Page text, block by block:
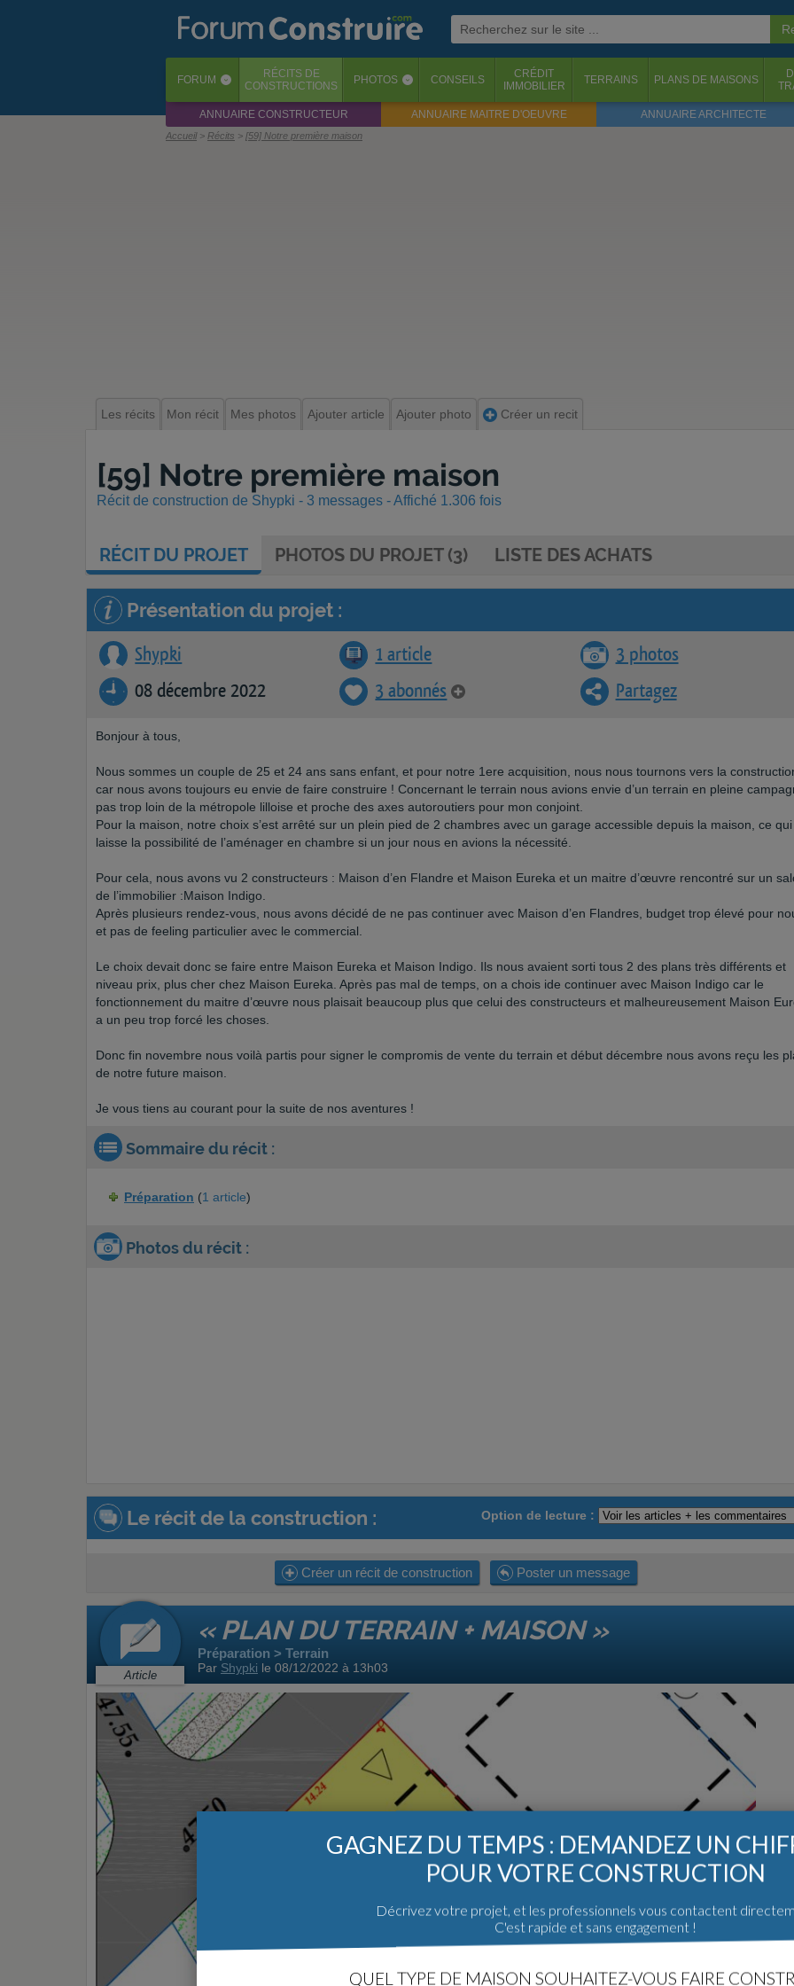
FORUM ‹ RÉCITS DE
CONSTRUCTIONS
PHOTOS ‹ CONSEILS
CRÉDIT
IMMOBILIER
TERRAINS PLANS DE MAISONS
ANNUAIRE CONSTRUCTEUR ANNUAIRE MAITRE D'OEUVRE ANNUAIRE ARCHITECTE
Accueil Récits [59] Notre première maison
Les récits Mon récit Mes photos Ajouter article Ajouter photo Créer un recit
[59] Notre première maison
Récit de construction de Shypki - 3 messages - Affiché 1.306 fois
RÉCITDU PROJET PHOTOS DU PROJET (3) LISTE DES ACHATS
Présentation du projet :
Shypki 1 article
3 photos
08 décembre 2022
3 abonnés Partagez
Bonjour à tous,
Nous sommes un couple de 25 et 24 ans sans enfant, et pour notre 1ere acquisition, nous nous tournons vers la
car nous avons toujours eu envie de faire construire ! Concernant le terrain nous avions envie d’un terrain en pleine
pas trop loin de la métropole lilloise et proche des axes autoroutiers pour mon conjoint.
Pour la maison, notre choix s’est arrêté sur un plein pied de 2 chambres avec un garage accessible depuis la maison, ce qui
laisse la possibilité de l’aménager en chambre si un jour nous en avions la nécessité.
Pour cela, nous avons vu 2 constructeurs : Maison d’en Flandre et Maison Eureka et un maitre d’œuvre rencontré sur un
de l’immobilier :Maison Indigo.
Après plusieurs rendez-vous, nous avons décidé de ne pas continuer avec Maison d’en Flandres, budget trop élevé pour
et pas de feeling particulier avec le commercial.
Le choix devait donc se faire entre Maison Eureka et Maison Indigo. Ils nous avaient sorti tous 2 des plans très différents et
niveau prix, plus cher chez Maison Eureka. Après pas mal de temps, on a chois ide continuer avec Maison Indigo car le
fonctionnement du maitre d’œuvre nous plaisait beaucoup plus que celui des constructeurs et malheureusement Maison
a un peu trop forcé les choses.
Donc fin novembre nous voilà partis pour signer le compromis de vente du terrain et début décembre nous avons reçu les
de notre future maison.
Je vous tiens au courant pour la suite de nos aventures !
Sommaire du récit :
Préparation (1 article)
Photos du récit :
Option de lecture :
Le récit de la construction :
Créer un récit de construction Poster un message
Article
« PLAN DU TERRAIN + MAISON »
Préparation > Terrain
Par Shypki le 08/12/2022 à 13h03
GAGNEZ DU TEMPS : DEMANDEZ UN
POUR VOTRE CONSTRUCTION
Décrivez votre projet, et les professionnels vous contactent
C'est rapide et sans engagement !
QUEL TYPE DE MAISON SOUHAITEZ-VOUS FAIRE